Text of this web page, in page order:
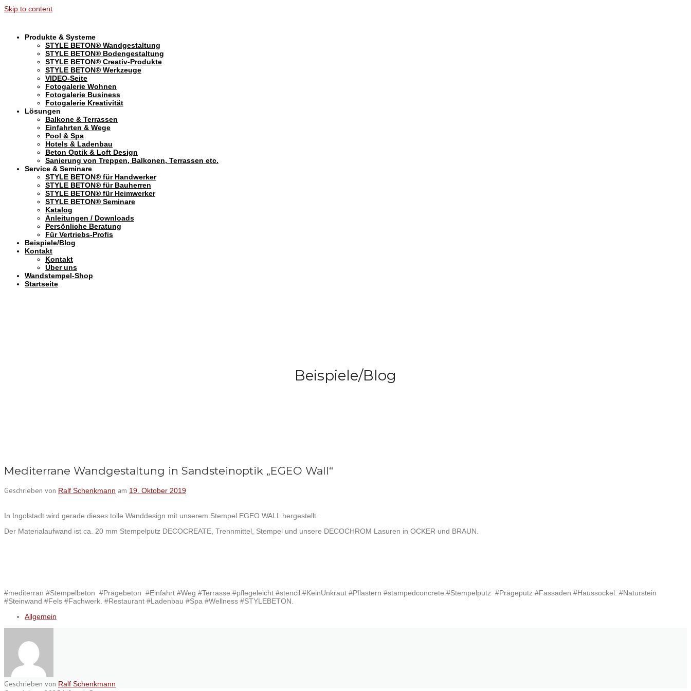
Skip to content
Produkte & Systeme
STYLE BETON® Wandgestaltung
STYLE BETON® Bodengestaltung
STYLE BETON® Creativ-Produkte
STYLE BETON® Werkzeuge
VIDEO-Seite
Fotogalerie Wohnen
Fotogalerie Business
Fotogalerie Kreativität
Lösungen
Balkone & Terrassen
Einfahrten & Wege
Pool & Spa
Hotels & Ladenbau
Beton Optik & Loft Design
Sanierung von Treppen, Balkonen, Terrassen etc.
Service & Seminare
STYLE BETON® für Handwerker
STYLE BETON® für Bauherren
STYLE BETON® für Heimwerker
STYLE BETON® Seminare
Katalog
Anleitungen / Downloads
Persönliche Beratung
Für Vertriebs-Profis
Beispiele/Blog
Kontakt
Kontakt
Über uns
Wandstempel-Shop
Startseite
Beispiele/Blog
Mediterrane Wandgestaltung in Sandsteinoptik „EGEO Wall“
Geschrieben von Ralf Schenkmann am 19. Oktober 2019
In Ingolstadt wird gerade dieses tolle Wanddesign mit unserem Stempel EGEO WALL hergestellt.
Der Materialaufwand ist ca. 20 mm Stempelputz DECOCREATE, Trennmittel, Stempel und unsere DECOCHROM Lasuren in OCKER und BRAUN.
#mediterran #Stempelbeton #Prägebeton #Einfahrt #Weg #Terrasse #pflegeleicht #stencil #KeinUnkraut #Pflastern #stampedconcrete #Stempelputz #Prägeputz #Fassaden #Haussockel. #Naturstein
#Steinwand #Fels #Fachwerk. #Restaurant #Ladenbau #Spa #Wellness #STYLEBETON.
Allgemein
Geschrieben von Ralf Schenkmann